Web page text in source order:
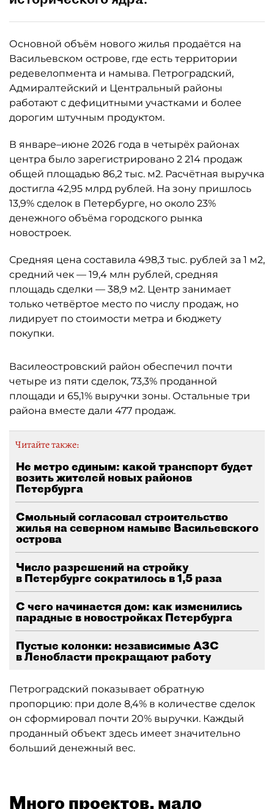
Основной объём нового жилья продаётся на
Васильевском острове, где есть территории
редевелопмента и намыва. Петроградский,
Адмиралтейский и Центральный районы
работают с дефицитными участками и более
дорогим штучным продуктом.
В январе–июне 2026 года в четырёх районах
центра было зарегистрировано 2 214 продаж
общей площадью 86,2 тыс. м2. Расчётная выручка
достигла 42,95 млрд рублей. На зону пришлось
13,9% сделок в Петербурге, но около 23%
денежного объёма городского рынка
новостроек.
Средняя цена составила 498,3 тыс. рублей за 1 м2,
средний чек — 19,4 млн рублей, средняя
площадь сделки — 38,9 м2. Центр занимает
только четвёртое место по числу продаж, но
лидирует по стоимости метра и бюджету
покупки.
Василеостровский район обеспечил почти
четыре из пяти сделок, 73,3% проданной
площади и 65,1% выручки зоны. Остальные три
района вместе дали 477 продаж.
Читайте также:
Не метро единым: какой транспорт будет
возить жителей новых районов
Петербурга
Смольный согласовал строительство
жилья на северном намыве Васильевского
острова
Число разрешений на стройку
в Петербурге сократилось в 1,5 раза
С чего начинается дом: как изменились
парадные в новостройках Петербурга
Пустые колонки: независимые АЗС
в Ленобласти прекращают работу
Петроградский показывает обратную
пропорцию: при доле 8,4% в количестве сделок
он сформировал почти 20% выручки. Каждый
проданный объект здесь имеет значительно
больший денежный вес.
Много проектов, мало